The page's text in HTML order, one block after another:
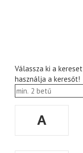
Válassza ki a
használja a keresőt!
A